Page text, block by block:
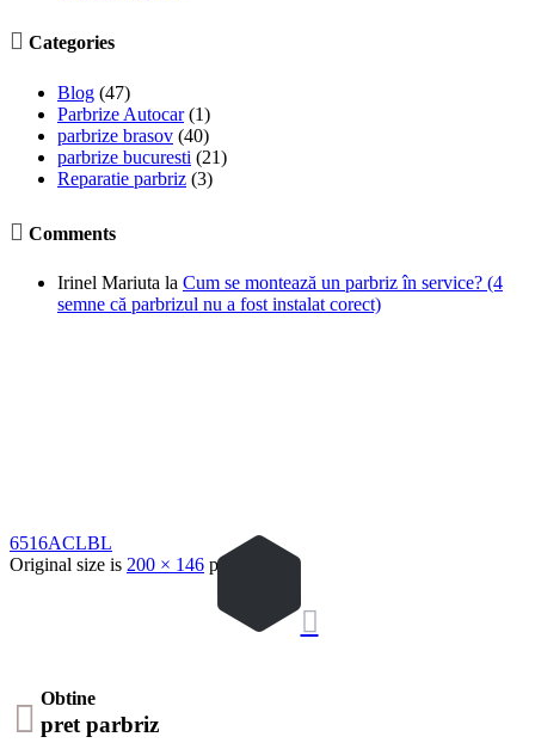
 Categories
Blog (47)
Parbrize Autocar(1)
parbrize brasov (40)
parbrize bucuresti (21)
Reparatie parbriz (3)
 Comments
Irinel Mariuta la Cum se montează un parbriz în service? (4
semne că parbrizul nu a fost instalat corect)
6516ACLBL
Original size is 200 × 146 pixels

 Obtine
pret parbriz